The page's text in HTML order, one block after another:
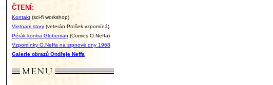
ČTENÍ:
Kontakt (sci-fi workshop)
Vietnam story (veterán Prošek vzpomíná)
Pérák kontra Globeman (Comics O.Neffa)
Vzpomínky O.Neffa na srpnové dny 1968
Galerie obrazů Ondřeje Neffa